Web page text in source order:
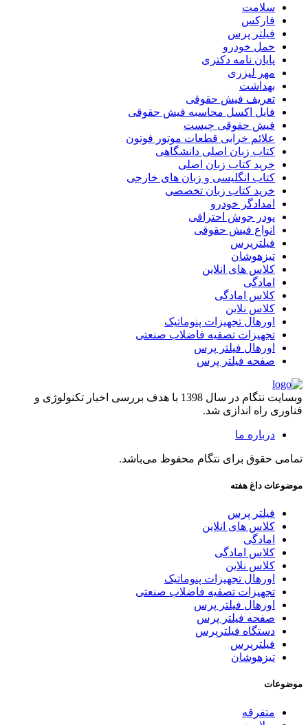
سلامت
فارکس
فیلتر پرس
حمل خودرو
پایان نامه دکتری
مهر لیزری
بهداشت
تعریف فیش حقوقی
فایل اکسل محاسبه فیش حقوقی
فیش حقوقی چیست
علائم خرابی قطعات موتور فوتون
کتاب زبان اصلی دانشگاهی
خرید کتاب زبان اصلی
کتاب انگلیسی و زبان های خارجی
خرید کتاب زبان تخصصی
امدادگر خودرو
پودر جوش احتراقی
انواع فیش حقوقی
فیلترپرس
تیزهوشان
کلاس های انلاین
امادگی
کلاس امادگی
کلاس نلاین
اورهال تجهیزات پنوماتیک
تجهیزات تصفیه فاضلاب صنعتی
اورهال فیلتر پرس
صفحه فیلتر پرس
وبسایت نتگام در سال 1398 با هدف بررسی اخبار تکنولوژی و
فناوری راه اندازی شد.
درباره ما
تمامی حقوق برای نتگام محفوظ می‌باشد.
موضوعات داغ هفته
فیلتر پرس
کلاس های انلاین
امادگی
کلاس امادگی
کلاس نلاین
اورهال تجهیزات پنوماتیک
تجهیزات تصفیه فاضلاب صنعتی
اورهال فیلتر پرس
صفحه فیلتر پرس
دستگاه فیلترپرس
فیلترپرس
تیزهوشان
موضوعات
متفرقه